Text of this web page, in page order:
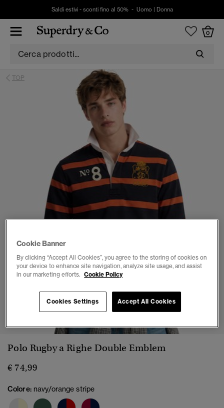
Saldi estivi - sconti fino al 50% - Uomo Donna
0
TOP
1 2 4 5 6
Polo Rugby a Righe Double Emblem
€ 74,99
Colore: navy/orange stripe
Cookie Banner
By clicking “Accept All Cookies”, you agree to the storing of cookies on
your device to enhance site navigation, analyze site usage, and assist
in our marketing efforts. Cookie Policy
Cookies Settings Accept All Cookies